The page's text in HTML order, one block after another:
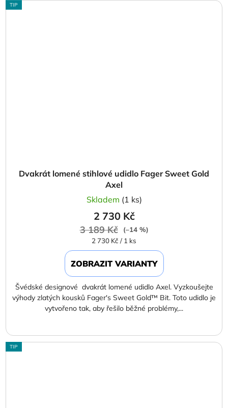
TIP
Dvakrát lomené stihlové udidlo Fager Sweet Gold
Axel
Skladem (1 ks)
2 730 Kč
3 189 Kč
(–14 %)
Měrná
cena:
2 730 Kč / 1 ks
ZOBRAZIT VARIANTY
Švédské designové dvakrát lomené udidlo Axel. Vyzkoušejte
výhody zlatých kousků Fager's Sweet Gold™ Bit. Toto udidlo je
vytvořeno tak, aby řešilo běžné problémy,...
TIP